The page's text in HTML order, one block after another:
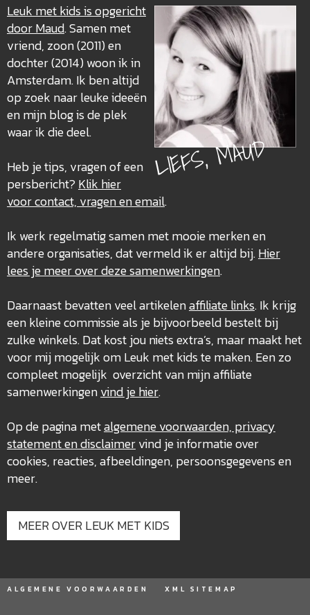
LIEFS, MAUD
Leuk met kids is opgericht
door Maud. Samen met
vriend, zoon (2011) en
dochter (2014) woon ik in
Amsterdam. Ik ben altijd
op zoek naar leuke ideeën
en mijn blog is de plek
waar ik die deel.
Heb je tips, vragen of een
persbericht? Klik hier
voor contact, vragen en email.
Ik werk regelmatig samen met mooie merken en
andere organisaties, dat vermeld ik er altijd bij.Hier
lees je meer over dezesamenwerkingen.
Daarnaast bevatten veel artikelenaffiliate links. Ik krijg
een kleine commissie als je bijvoorbeeld bestelt bij
zulke winkels. Dat kost jou niets extra’s, maar maakt het
voor mij mogelijk om Leuk met kids te maken. Een zo
compleet mogelijk overzicht van mijn affiliate
samenwerkingenvind je hier.
Op de pagina metalgemene voorwaarden, privacy
statement en disclaimervind je informatie over
cookies, reacties, afbeeldingen, persoonsgegevens en
meer.
MEER OVER LEUK MET KIDS
ALGEMENE VOORWAARDEN XML SITEMAP